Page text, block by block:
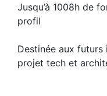
Jusqu’à 1008h de
profil
Destinée aux
projet tech et